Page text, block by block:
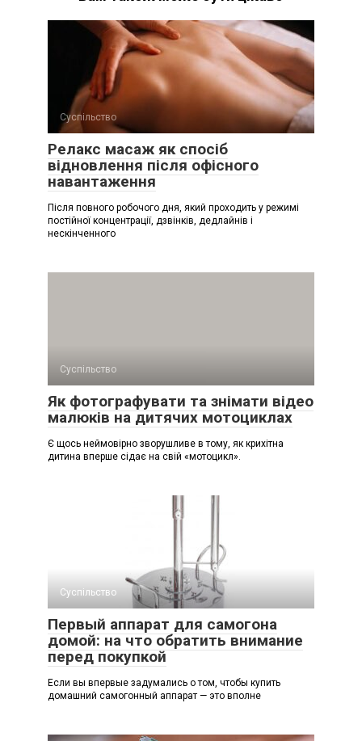
Суспільство
Релакс масаж як спосіб
відновлення після офісного
навантаження
Після повного робочого дня, який проходить у режимі
постійної концентрації, дзвінків, дедлайнів і
нескінченного
Суспільство
Як фотографувати та знімати відео
малюків на дитячих мотоциклах
Є щось неймовірно зворушливе в тому, як крихітна
дитина вперше сідає на свій «мотоцикл».
Суспільство
Первый аппарат для самогона
домой: на что обратить внимание
перед покупкой
Если вы впервые задумались о том, чтобы купить
домашний самогонный аппарат — это вполне